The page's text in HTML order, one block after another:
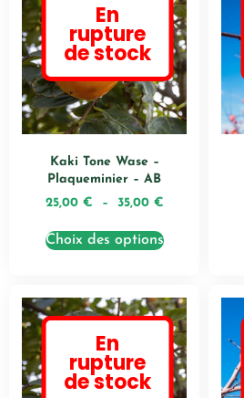
En
rupture
de stock
Kaki Tone Wase –
Plaqueminier – AB
25,00 € – 35,00 €
Choix des options
En
rupture
de stock